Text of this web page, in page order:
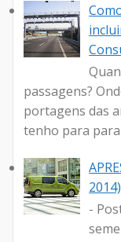
passagens?
portagens das
tenho para para
-